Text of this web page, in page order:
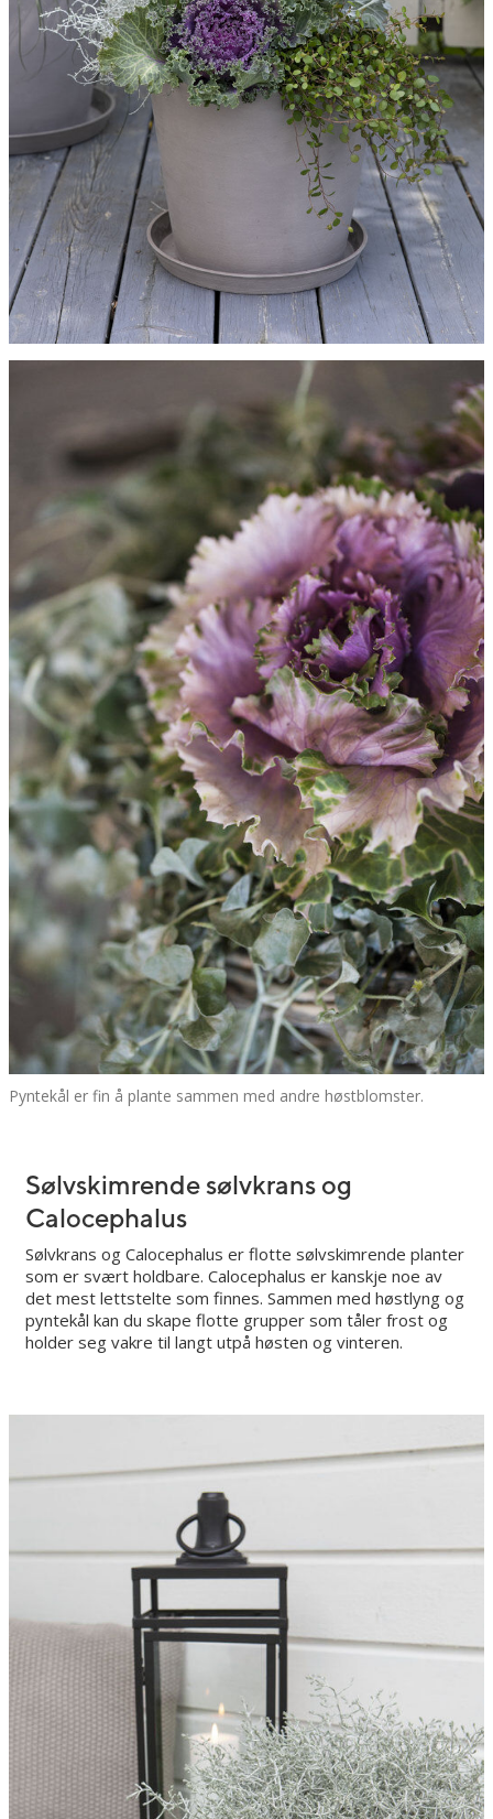
Pyntekål er fin å plante sammen med andre høstblomster.
Sølvskimrende sølvkrans og
Calocephalus
Sølvkrans og Calocephalus er flotte sølvskimrende planter
som er svært holdbare. Calocephalus er kanskje noe av
det mest lettstelte som finnes. Sammen med høstlyng og
pyntekål kan du skape flotte grupper som tåler frost og
holder seg vakre til langt utpå høsten og vinteren.